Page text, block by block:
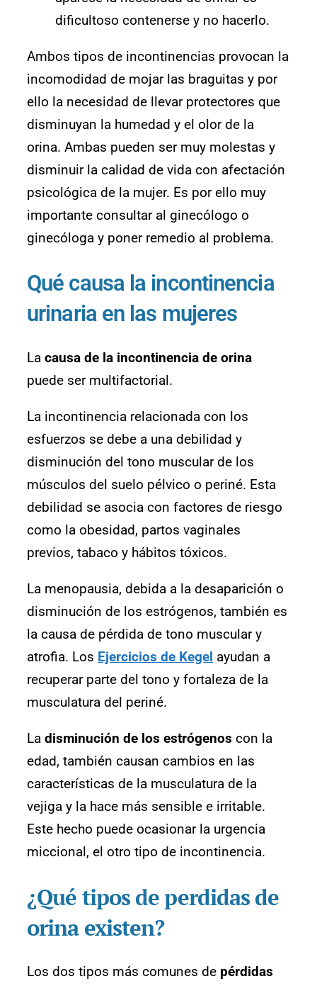
dificultoso contenerse y no hacerlo.
Ambos tipos de incontinencias provocan la
incomodidad de mojar las braguitas y por
ello la necesidad de llevar protectores que
disminuyan la humedad y el olor de la
orina. Ambas pueden ser muy molestas y
disminuir la calidad de vida con afectación
psicológica de la mujer. Es por ello muy
importante consultar al ginecólogo o
ginecóloga y poner remedio al problema.
Qué causa la incontinencia
urinaria en las mujeres
La causa de la incontinencia de orina
puede ser multifactorial.
La incontinencia relacionada con los
esfuerzos se debe a una debilidad y
disminución del tono muscular de los
músculos del suelo pélvico o periné. Esta
debilidad se asocia con factores de riesgo
como la obesidad, partos vaginales
previos, tabaco y hábitos tóxicos.
La menopausia, debida a la desaparición o
disminución de los estrógenos, también es
la causa de pérdida de tono muscular y
atrofia. Los Ejercicios de Kegel ayudan a
recuperar parte del tono y fortaleza de la
musculatura del periné.
La disminución de los estrógenos con la
edad, también causan cambios en las
características de la musculatura de la
vejiga y la hace más sensible e irritable.
Este hecho puede ocasionar la urgencia
miccional, el otro tipo de incontinencia.
¿Qué tipos de perdidas de
orina existen?
Los dos tipos más comunes de pérdidas